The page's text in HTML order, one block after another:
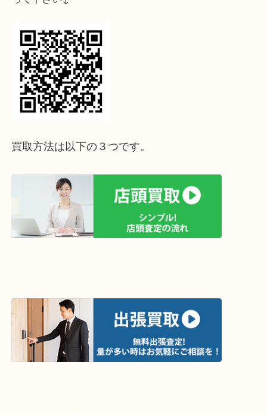
まいますが、
頑張ってお買取させていただいております！
ミノルタやタムロンなども状態によっては高額買
ます
足をお運びくださいませ！
ホームページ特典は下記バナーよりご確認ください
ライン査定始めました☆お友だち登録お願いしま
↓スマホでご覧頂いている方はこちらをタップ↓